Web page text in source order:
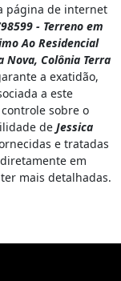
página de internet
- Terreno em
Ao Residencial
Nova, Colônia Terra
a exatidão,
a este
sobre o
de Jessica
e tratadas
em
mais detalhadas.